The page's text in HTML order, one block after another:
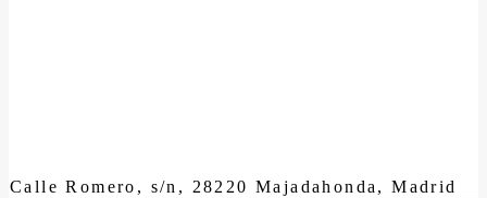
Calle Romero, s/n, 28220 Majadahonda, Madrid